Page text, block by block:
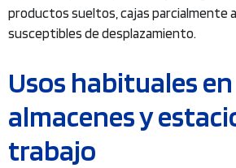
productos sueltos, cajas parcialmente
susceptibles de desplazamiento.
Usos habituales en
almacenes y
trabajo